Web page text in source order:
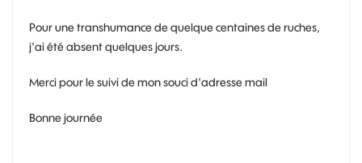
Pour une transhumance de quelque centaines de ruches,
j'ai été absent quelques jours.
Merci pour le suivi de mon souci d'adresse mail
Bonne journée